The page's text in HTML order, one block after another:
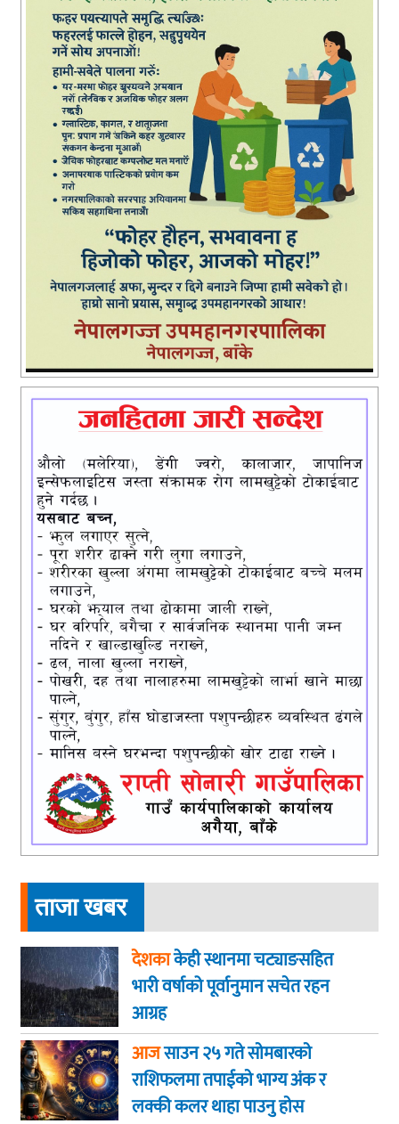
ताजा खबर
देशकाकेही स्थानमा चट्याङसहित
भारी वर्षाको पूर्वानुमान सचेत रहन
आग्रह
आजसाउन २५ गते साेमबारकाे
राशिफलमा तपाईकाे भाग्य अंक र
लक्की कलर थाहा पाउनु हाेस